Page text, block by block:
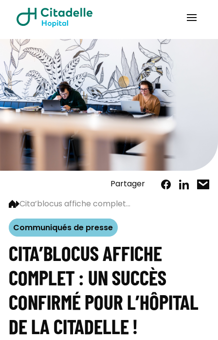
Partager
Cita’blocus affiche complet...
Communiqués de presse
CITA’BLOCUS AFFICHE
COMPLET : UN SUCCÈS
CONFIRMÉ POUR L’HÔPITAL
DE LA CITADELLE !